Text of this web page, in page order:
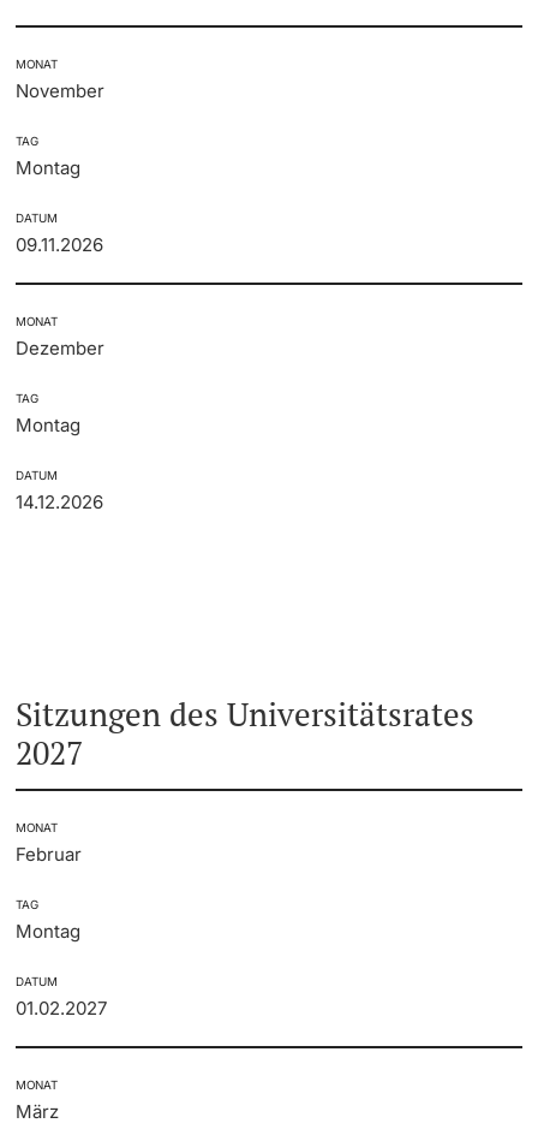
MONAT
November
TAG
Montag
DATUM
09.11.2026
MONAT
Dezember
TAG
Montag
DATUM
14.12.2026
Sitzungen des Universitätsrates
2027
MONAT
Februar
TAG
Montag
DATUM
01.02.2027
MONAT
März